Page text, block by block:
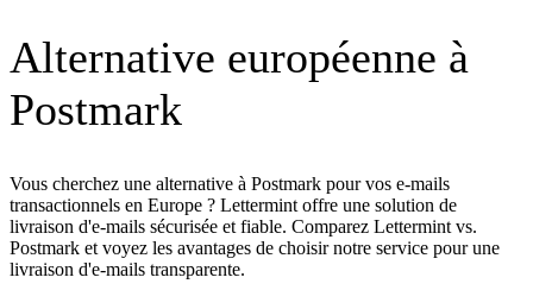
Alternative européenne à
Postmark
Vous cherchez une alternative à Postmark pour vos e-mails
transactionnels en Europe ? Lettermint offre une solution de
livraison d'e-mails sécurisée et fiable. Comparez Lettermint vs.
Postmark et voyez les avantages de choisir notre service pour une
livraison d'e-mails transparente.